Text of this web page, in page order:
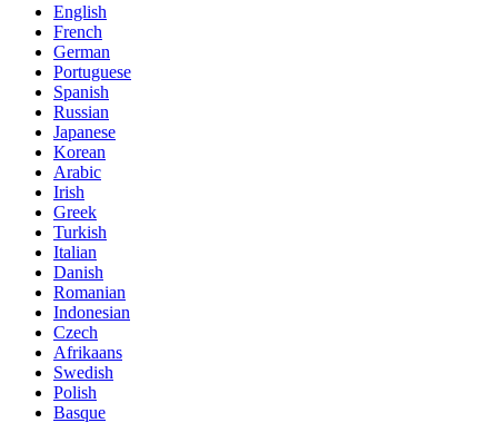
English
French
German
Portuguese
Spanish
Russian
Japanese
Korean
Arabic
Irish
Greek
Turkish
Italian
Danish
Romanian
Indonesian
Czech
Afrikaans
Swedish
Polish
Basque